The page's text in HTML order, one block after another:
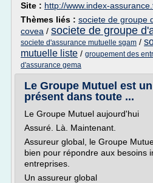
Site : http://www.index-
Thèmes liés : societe de groupe
covea / societe de groupe
societe d'assurance mutuelle sgam /
mutuelle liste / groupement des
d'assurance gema
Le Groupe Mutuel est
présent dans toute ...
Le Groupe Mutuel aujourd'hui
Assuré. Là. Maintenant.
Assureur global, le Groupe
bien pour répondre aux besoins
entreprises.
Un assureur global